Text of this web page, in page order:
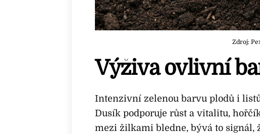
Zdroj:
Výživa ovlivní
Intenzivní zelenou barvu plodů i
Dusík podporuje růst a vitalitu,
mezi žilkami bledne, bývá to signál,